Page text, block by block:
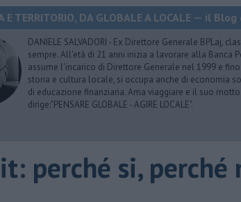
E TERRITORIO, DA GLOBALE A LOCALE — il
DANIELE SALVADORI - Ex Direttore Generale BPLaj,
sempre. All'età di 21 anni inizia a lavorare alla Banca
assume l'incarico di Direttore Generale nel 1999 e
storia e cultura locale, si occupa anche di economia
di educazione finanziaria. Ama viaggiare e il suo
dirige:"PENSARE GLOBALE - AGIRE LOCALE".
perché si, perché